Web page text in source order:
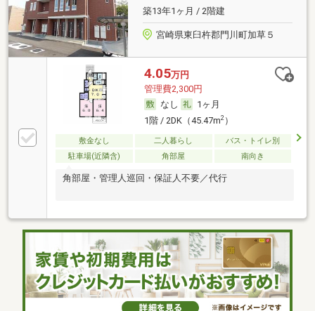
築13年1ヶ月 / 2階建
宮崎県東臼杵郡門川町加草５
4.05万円
管理費2,300円
なし
1ヶ月
1階 / 2DK（45.47m2）
敷金なし 二人暮らし
バス・トイレ別
駐車場(近隣含)
角部屋 南向き
角部屋・管理人巡回・保証人不要／代行